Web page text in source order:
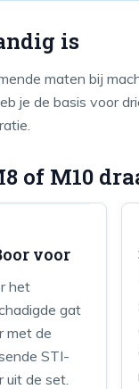
is
maten bij
je de basis voor
of M10
voor
het
gat
met de
STI-
uit de set.